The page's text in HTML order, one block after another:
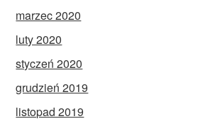
marzec 2020
luty 2020
styczeń 2020
grudzień 2019
listopad 2019